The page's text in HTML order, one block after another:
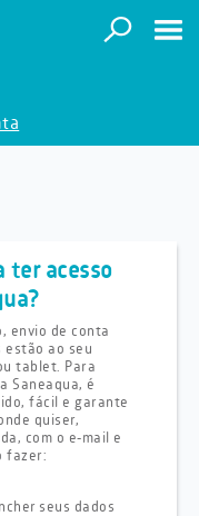
ter acesso
envio de conta
estão ao seu
tablet. Para
Saneaqua, é
fácil e garante
quiser,
com o e-mail e
fazer:
seus dados